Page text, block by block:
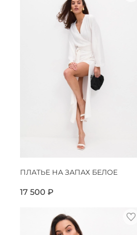
ПЛАТЬЕ НА ЗАПАХ БЕЛОЕ
17 500 ₽